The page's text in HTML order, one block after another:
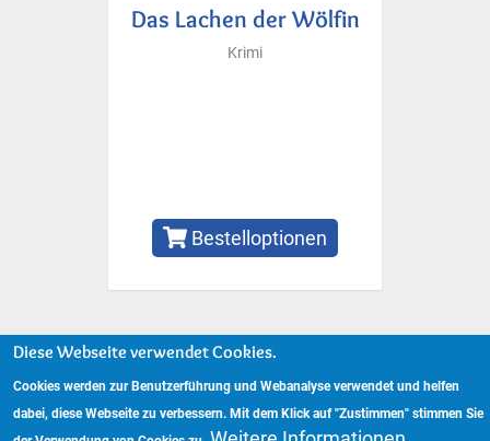
Das Lachen der Wölfin
Krimi
Bestelloptionen
Copyright © 2024 www.hockebooks.de – Alle Rechte vorbehalten.
Fußzeilenmenü Datenschutzerklärung
Impressum
Diese Webseite verwendet Cookies.
Cookies werden zur Benutzerführung und Webanalyse verwendet und helfen
dabei, diese Webseite zu verbessern. Mit dem Klick auf "Zustimmen" stimmen Sie